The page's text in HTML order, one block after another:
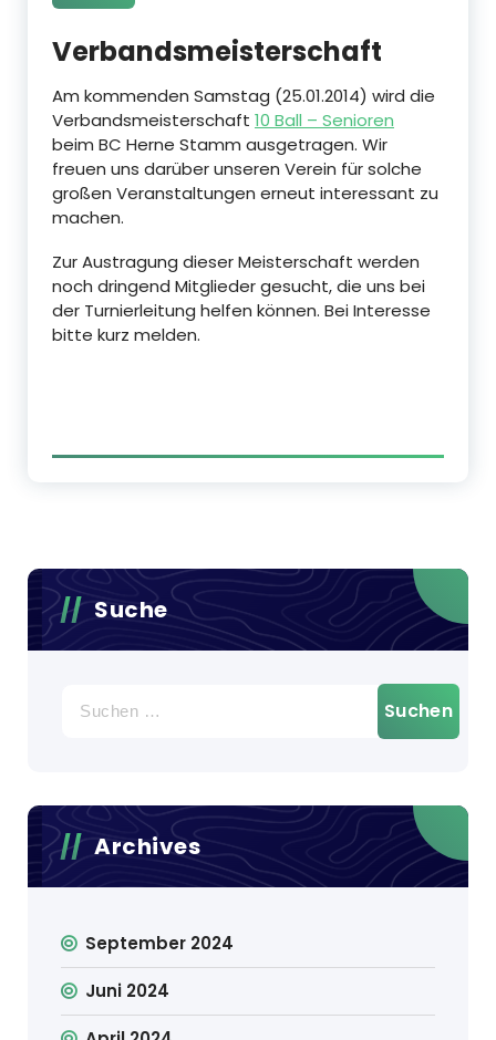
Verbandsmeisterschaft
Am kommenden Samstag (25.01.2014) wird die
Verbandsmeisterschaft 10 Ball – Senioren
beim BC Herne Stamm ausgetragen. Wir
freuen uns darüber unseren Verein für solche
großen Veranstaltungen erneut interessant zu
machen.
Zur Austragung dieser Meisterschaft werden
noch dringend Mitglieder gesucht, die uns bei
der Turnierleitung helfen können. Bei Interesse
bitte kurz melden.
Suche
nach:
Archives
September 2024
Juni 2024